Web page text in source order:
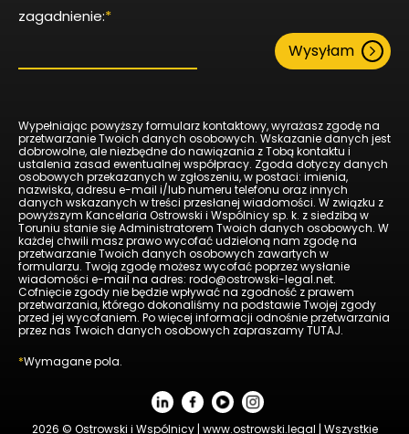
zagadnienie:*
Wysyłam
Wypełniając powyższy formularz kontaktowy, wyrażasz zgodę na
przetwarzanie Twoich danych osobowych. Wskazanie danych jest
dobrowolne, ale niezbędne do nawiązania z Tobą kontaktu i
ustalenia zasad ewentualnej współpracy. Zgoda dotyczy danych
osobowych przekazanych w zgłoszeniu, w postaci: imienia,
nazwiska, adresu e-mail i/lub numeru telefonu oraz innych
danych wskazanych w treści przesłanej wiadomości. W związku z
powyższym Kancelaria Ostrowski i Wspólnicy sp. k. z siedzibą w
Toruniu stanie się Administratorem Twoich danych osobowych. W
każdej chwili masz prawo wycofać udzieloną nam zgodę na
przetwarzanie Twoich danych osobowych zawartych w
formularzu. Twoją zgodę możesz wycofać poprzez wysłanie
wiadomości e-mail na adres: rodo@ostrowski-legal.net.
Cofnięcie zgody nie będzie wpływać na zgodność z prawem
przetwarzania, którego dokonaliśmy na podstawie Twojej zgody
przed jej wycofaniem. Po więcej informacji odnośnie przetwarzania
przez nas Twoich danych osobowych zapraszamyTUTAJ.
*Wymagane pola.
2026 © Ostrowski i Wspólnicy | www.ostrowski.legal | Wszystkie